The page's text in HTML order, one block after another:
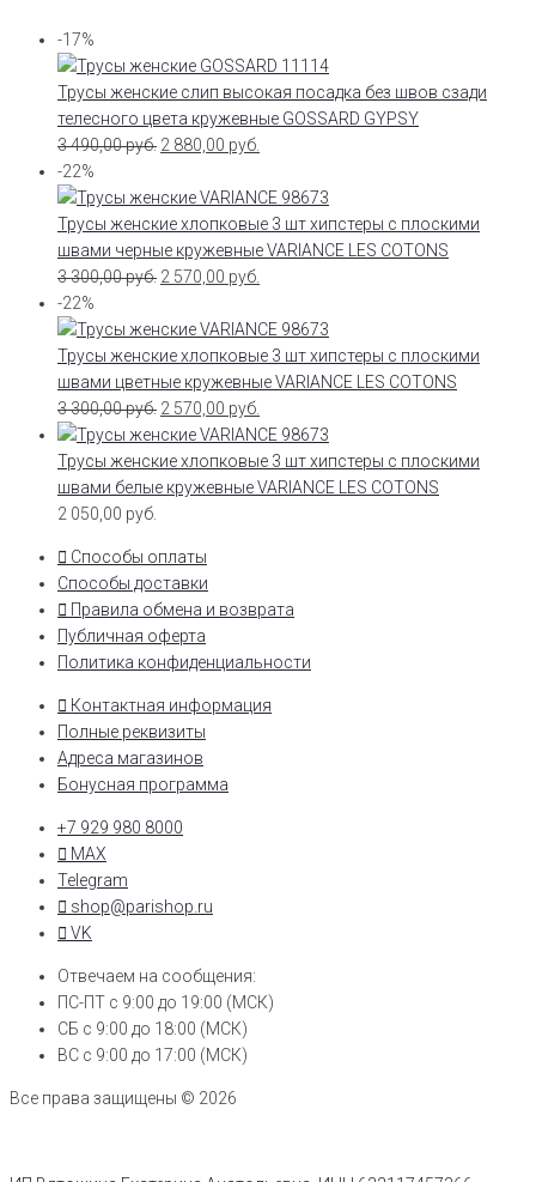
-17%
Трусы женские слип высокая посадка без швов сзади
телесного цвета кружевные GOSSARD GYPSY
3 490,00руб. 2 880,00 руб.
-22%
Трусы женские хлопковые 3 шт хипстеры с плоскими
швами черные кружевные VARIANCE LES COTONS
3 300,00руб. 2 570,00 руб.
-22%
Трусы женские хлопковые 3 шт хипстеры с плоскими
швами цветные кружевные VARIANCE LES COTONS
3 300,00руб. 2 570,00 руб.
Трусы женские хлопковые 3 шт хипстеры с плоскими
швами белые кружевные VARIANCE LES COTONS
2 050,00 руб.
Способы оплаты
Способы доставки
Правила обмена и возврата
Публичная оферта
Политика конфиденциальности
Контактная информация
Полные реквизиты
Адреса магазинов
Бонусная программа
+7 929 980 8000
MAX
Telegram
shop@parishop.ru
VK
Отвечаем на сообщения:
ПС-ПТ с 9:00 до 19:00 (МСК)
СБ с 9:00 до 18:00 (МСК)
ВС с 9:00 до 17:00 (МСК)
Все права защищены © 2026